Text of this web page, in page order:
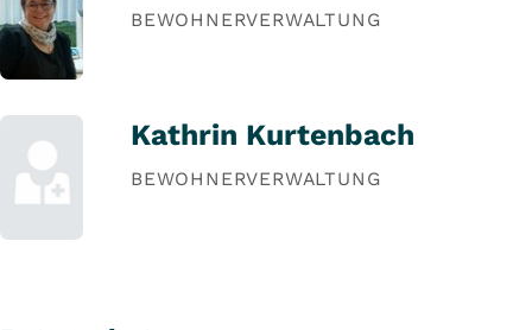
BEWOHNERVERWALTUNG
Kathrin Kurtenbach
BEWOHNERVERWALTUNG